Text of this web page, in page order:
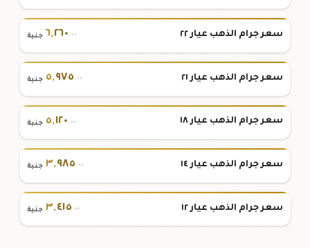
سعر جرام الذهب عيار ٢٢ ٦,٢٦٠.٠٠ جنية
سعر جرام الذهب عيار ٢١ ٥,٩٧٥.٠٠ جنية
سعر جرام الذهب عيار ١٨ ٥,١٢٠.٠٠ جنية
سعر جرام الذهب عيار ١٤ ٣,٩٨٥.٠٠ جنية
سعر جرام الذهب عيار ١٢ ٣,٤١٥.٠٠ جنية